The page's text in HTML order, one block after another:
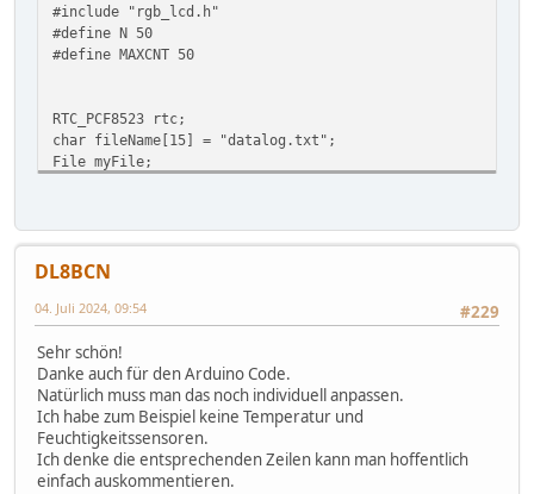
#include "rgb_lcd.h"
#define N 50
#define MAXCNT 50
RTC_PCF8523 rtc;
char fileName[15] = "datalog.txt";
File myFile;
Wire.begin(); //HYT
pinMode(10, OUTPUT); // SD Card CS
Serial.begin(9600);
if (! rtc.begin()) {
Serial.println("Couldn't find RTC");
while (1);
}
//if (! rtc.isrunning()) { //DS1307
DL8BCN
#229
04. Juli 2024, 09:54
Sehr schön!
Danke auch für den Arduino Code.
Natürlich muss man das noch individuell anpassen.
Ich habe zum Beispiel keine Temperatur und
Feuchtigkeitssensoren.
Ich denke die entsprechenden Zeilen kann man hoffentlich
einfach auskommentieren.